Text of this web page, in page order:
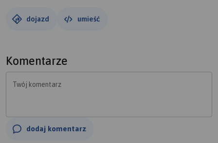
dojazd umieść
Komentarze
Twój komentarz
dodaj komentarz